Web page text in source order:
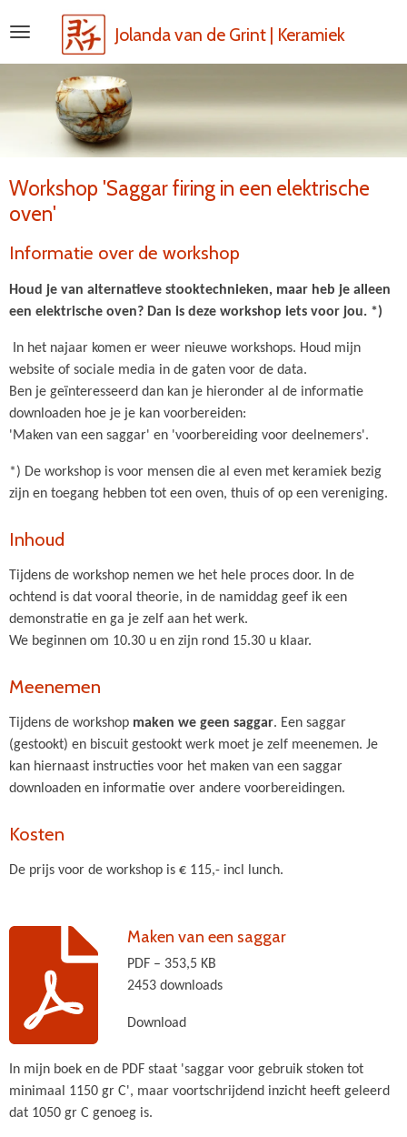
direct
naar
hoofdinhoud
Jolanda van de Grint | Keramiek
Workshop 'Saggar firing in een elektrische
oven'
Informatie over de workshop
Houd je van alternatieve stooktechnieken, maar heb je alleen
een elektrische oven? Dan is deze workshop iets voor jou. *)
In het najaar komen er weer nieuwe workshops. Houd mijn
website of sociale media in de gaten voor de data.
Ben je geïnteresseerd dan kan je hieronder al de informatie
downloaden hoe je je kan voorbereiden:
'Maken van een saggar' en 'voorbereiding voor deelnemers'.
*) De workshop is voor mensen die al even met keramiek bezig
zijn en toegang hebben tot een oven, thuis of op een vereniging.
Inhoud
Tijdens de workshop nemen we het hele proces door. In de
ochtend is dat vooral theorie, in de namiddag geef ik een
demonstratie en ga je zelf aan het werk.
We beginnen om 10.30 u en zijn rond 15.30 u klaar.
Meenemen
Tijdens de workshop maken we geen saggar. Een saggar
(gestookt) en biscuit gestookt werk moet je zelf meenemen. Je
kan hiernaast instructies voor het maken van een saggar
downloaden en informatie over andere voorbereidingen.
Kosten
De prijs voor de workshop is € 115,- incl lunch.
Maken van een saggar
PDF – 353,5 KB
2453 downloads
Download
In mijn boek en de PDF staat 'saggar voor gebruik stoken tot
minimaal 1150 gr C', maar voortschrijdend inzicht heeft geleerd
dat 1050 gr C genoeg is.